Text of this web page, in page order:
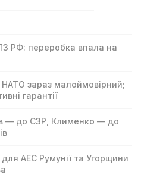
РФ: переробка впала на
зараз малоймовірний;
гарантії
— до СЗР, Клименко — до
АЕС Румунії та Угорщини